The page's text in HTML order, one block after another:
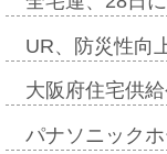
UR、防災性向
大阪府住宅供
パナソニック